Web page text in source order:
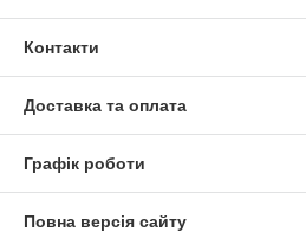
Контакти
Доставка та оплата
Графік роботи
Повна версія сайту